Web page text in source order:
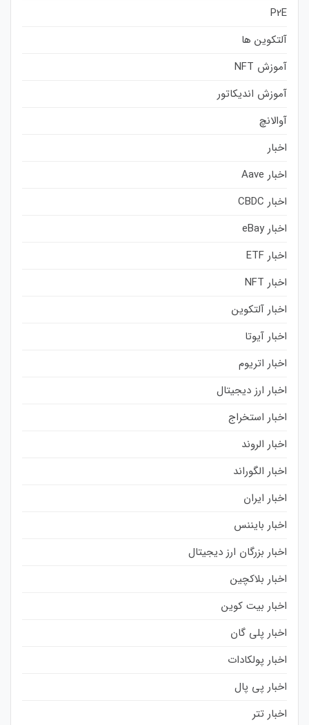
P2E
آلتکوین ها
آموزش NFT
آموزش اندیکاتور
آوالانچ
اخبار
اخبار Aave
اخبار CBDC
اخبار eBay
اخبار ETF
اخبار NFT
اخبار آلتکوین
اخبار آیوتا
اخبار اتریوم
اخبار ارز دیجیتال
اخبار استخراج
اخبار الروند
اخبار الگوراند
اخبار ایران
اخبار بایننس
اخبار بزرگان ارز دیجیتال
اخبار بلاکچین
اخبار بیت کوین
اخبار پلی گان
اخبار پولکادات
اخبار پی پال
اخبار تتر